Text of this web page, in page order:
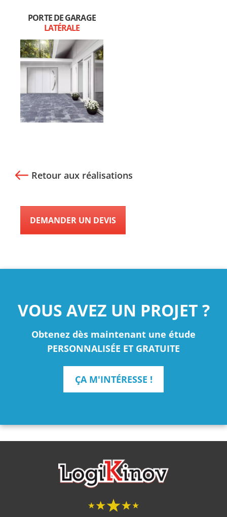
PORTE DE GARAGE
LATÉRALE
Retour aux réalisations
DEMANDER UN DEVIS
VOUS AVEZ UN PROJET ?
Obtenez dès maintenant une étude
PERSONNALISÉE ET GRATUITE
ÇA M'INTÉRESSE !